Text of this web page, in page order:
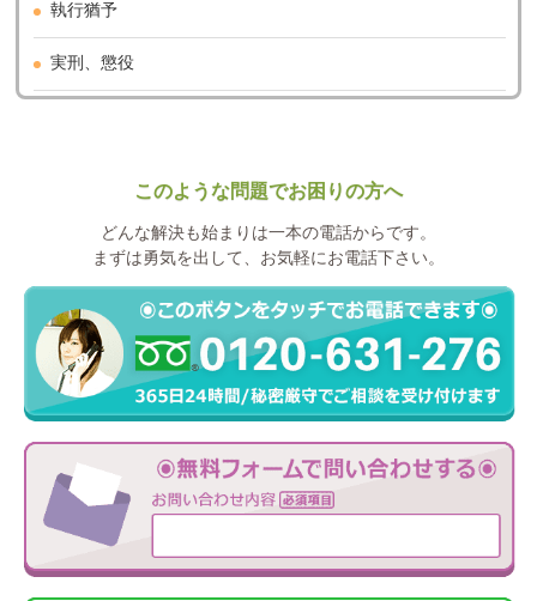
執行猶予
実刑、懲役
このような問題でお困りの方へ
どんな解決も始まりは一本の電話からです。
まずは勇気を出して、お気軽にお電話下さい。